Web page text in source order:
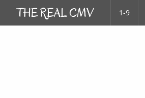
1-9